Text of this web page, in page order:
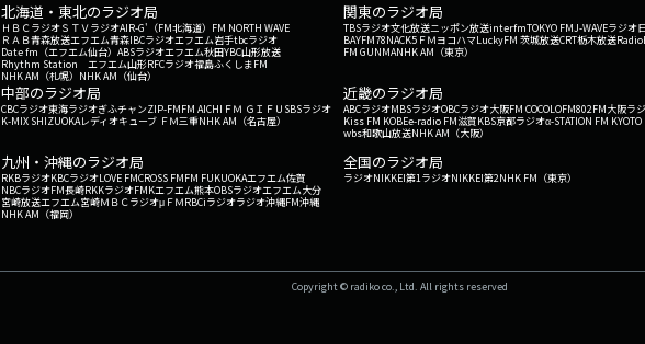
北海道・東北のラジオ局
ＨＢＣラジオＳＴＶラジオAIR-G'（FM北海道） FM NORTH WAVE
ＲＡＢ青森放送エフエム青森IBCラジオエフエム岩手tbcラジオ
Date fm（エフエム仙台） ABSラジオエフエム秋田YBC山形放送
Rhythm Station エフエム山形RFCラジオ福島ふくしまFM
NHK AM（札幌） NHK AM（仙台）
関東のラジオ局
TBSラジオ文化放送ニッポン放送interfmTOKYO FMJ-WAVEラジオ
BAYFM78NACK5 ＦＭヨコハマLuckyFM 茨城放送CRT栃木放送
FM GUNMANHK AM（東京）
中部のラジオ局
CBCラジオ東海ラジオぎふチャンZIP-FMFM AICHI ＦＭ ＧＩＦＵ SBSラジオ
K-MIX SHIZUOKAレディオキューブ ＦＭ三重NHK AM（名古屋）
近畿のラジオ局
ABCラジオMBSラジオOBCラジオ大阪FM COCOLOFM802FM大阪ラ
Kiss FM KOBEe-radio FM滋賀KBS京都ラジオα-STATION FM KYOTO
wbs和歌山放送NHK AM（大阪）
九州・沖縄のラジオ局
RKBラジオKBCラジオLOVE FMCROSS FMFM FUKUOKAエフエム佐賀
NBCラジオFM長崎RKKラジオFMKエフエム熊本OBSラジオエフエム大分
宮崎放送エフエム宮崎ＭＢＣラジオμＦＭRBCiラジオラジオ沖縄FM沖縄
NHK AM（福岡）
全国のラジオ局
ラジオNIKKEI第1ラジオNIKKEI第2NHK FM（東京）
Copyright © radiko co., Ltd. All rights reserved